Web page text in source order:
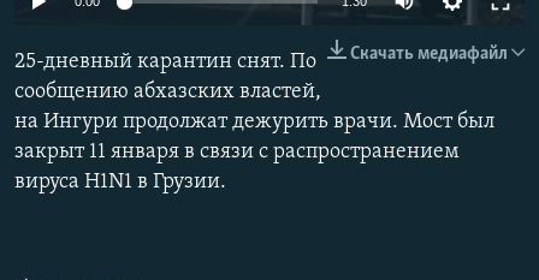
ПОДПИШИТЕСЬ НА РАССЫЛКУ
СОЦИАЛЬНЫЕ СЕТИ
Скачать медиафайл
25-дневный карантин снят. По
сообщению абхазских властей,
на Ингури продолжат дежурить врачи. Мост был
закрыт 11 января в связи с распространением
вируса H1N1 в Грузии.